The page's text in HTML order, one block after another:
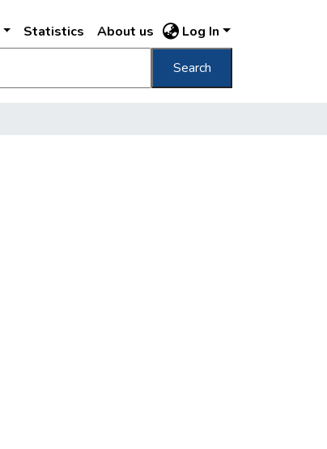
Statistics About us Log In
Search